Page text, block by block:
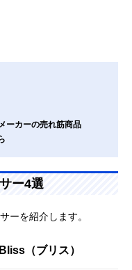
ーカーの売れ筋商品
ー4選
ーを紹介します。
（ブリス）